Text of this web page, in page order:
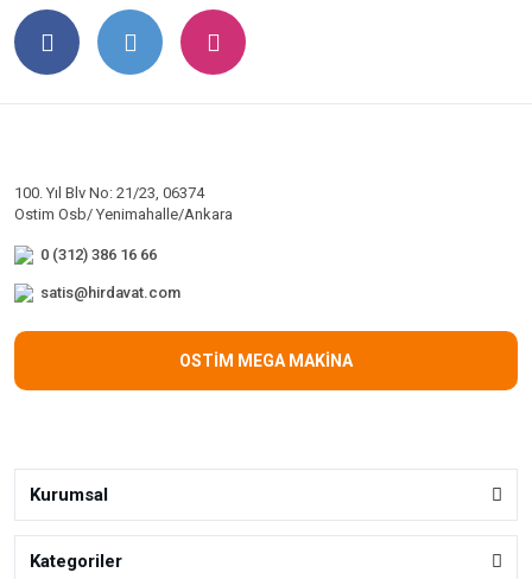
100. Yıl Blv No: 21/23, 06374
Ostim Osb/ Yenimahalle/Ankara
0 (312) 386 16 66
satis@hirdavat.com
OSTİM MEGA MAKİNA
Kurumsal
Kategoriler